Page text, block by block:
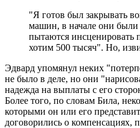
"Я готов был закрывать
машин, в начале они
пытаются
хотим 500 тысяч". Но,
Эдвард упомянул неких
не было в деле, но они
надежда на выплаты с его
Более того, по словам Била,
которыми он или его
договорились о компенсациях,